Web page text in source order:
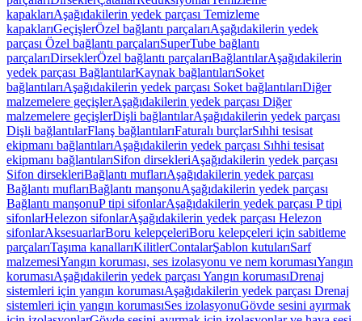
kapaklarıAşağıdakilerin yedek parçası Temizleme
kapaklarıGeçişlerÖzel bağlantı parçalarıAşağıdakilerin yedek
parçası Özel bağlantı parçalarıSuperTube bağlantı
parçalarıDirseklerÖzel bağlantı parçalarıBağlantılarAşağıdakilerin
yedek parçası BağlantılarKaynak bağlantılarıSoket
bağlantılarıAşağıdakilerin yedek parçası Soket bağlantılarıDiğer
malzemelere geçişlerAşağıdakilerin yedek parçası Diğer
malzemelere geçişlerDişli bağlantılarAşağıdakilerin yedek parçası
Dişli bağlantılarFlanş bağlantılarıFaturalı burçlarSıhhi tesisat
ekipmanı bağlantılarıAşağıdakilerin yedek parçası Sıhhi tesisat
ekipmanı bağlantılarıSifon dirsekleriAşağıdakilerin yedek parçası
Sifon dirsekleriBağlantı muflarıAşağıdakilerin yedek parçası
Bağlantı muflarıBağlantı manşonuAşağıdakilerin yedek parçası
Bağlantı manşonuP tipi sifonlarAşağıdakilerin yedek parçası P tipi
sifonlarHelezon sifonlarAşağıdakilerin yedek parçası Helezon
sifonlarAksesuarlarBoru kelepçeleriBoru kelepçeleri için sabitleme
parçalarıTaşıma kanallarıKilitlerContalarŞablon kutularıSarf
malzemesiYangın koruması, ses izolasyonu ve nem korumasıYangın
korumasıAşağıdakilerin yedek parçası Yangın korumasıDrenaj
sistemleri için yangın korumasıAşağıdakilerin yedek parçası Drenaj
sistemleri için yangın korumasıSes izolasyonuGövde sesini ayırmak